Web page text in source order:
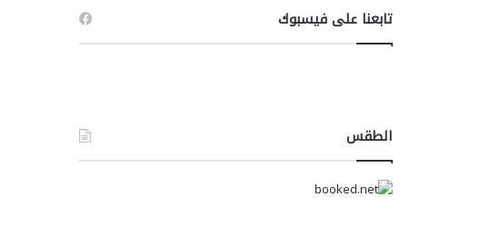
تابعنا على فيسبوك
الطقس